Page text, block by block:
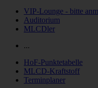
VIP-Lounge - bitte
Auditorium
MLCDler
...
HoF-Punktetabelle
MLCD-Kraftstoff
Terminplaner